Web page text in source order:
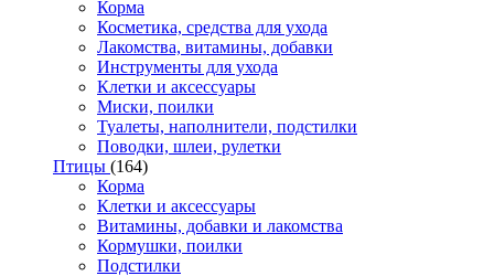
Корма
Косметика, средства для ухода
Лакомства, витамины, добавки
Инструменты для ухода
Клетки и аксессуары
Миски, поилки
Туалеты, наполнители, подстилки
Поводки, шлеи, рулетки
Птицы (164)
Корма
Клетки и аксессуары
Витамины, добавки и лакомства
Кормушки, поилки
Подстилки